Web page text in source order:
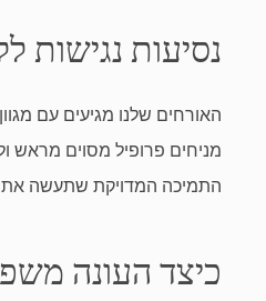
נסיעות נגישות
האורחים שלנו מגיעים עם
מניחים פרופיל מסוים מראש
התמיכה המדויקת שתעשה
כיצד העונה